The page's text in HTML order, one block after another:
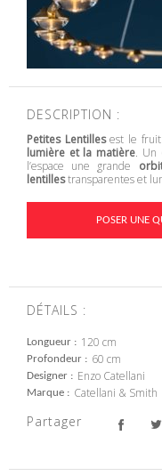
DESCRIPTION :
Petites Lentillesest le fruit
lumière et la matière. Un
l’espace une grande
lentillestransparentes et
POSER UNE
DÉTAILS :
Longueur 120 cm
Profondeur 60 cm
Designer Enzo Catellani
Marque Catellani & Smith
Partager